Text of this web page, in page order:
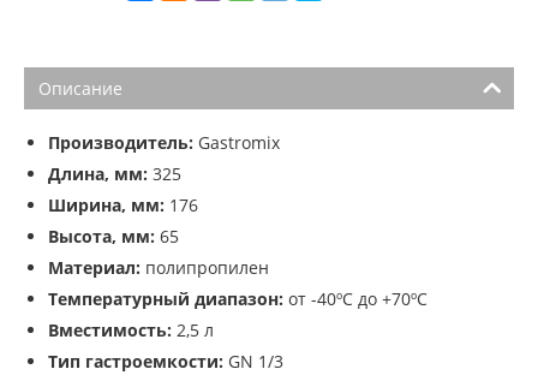
Описание
Производитель: Gastromix
Длина, мм: 325
Ширина, мм: 176
Высота, мм: 65
Материал: полипропилен
Температурный диапазон: от -40ºС до +70ºС
Вместимость: 2,5 л
Тип гастроемкости: GN 1/3